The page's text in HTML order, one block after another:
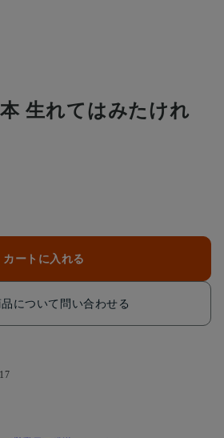
生れてはみたけれ
カートに入れる
品について問い合わせる